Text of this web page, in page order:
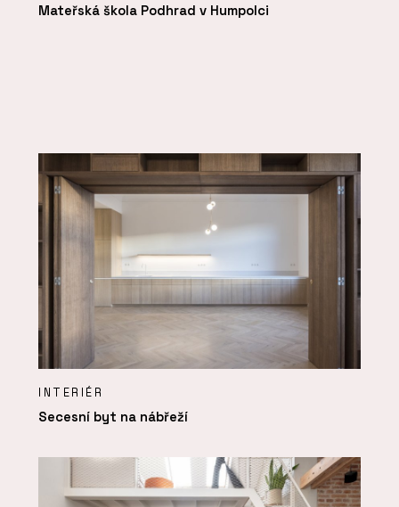
Mateřská škola Podhrad v Humpolci
INTERIÉR
Secesní byt na nábřeží